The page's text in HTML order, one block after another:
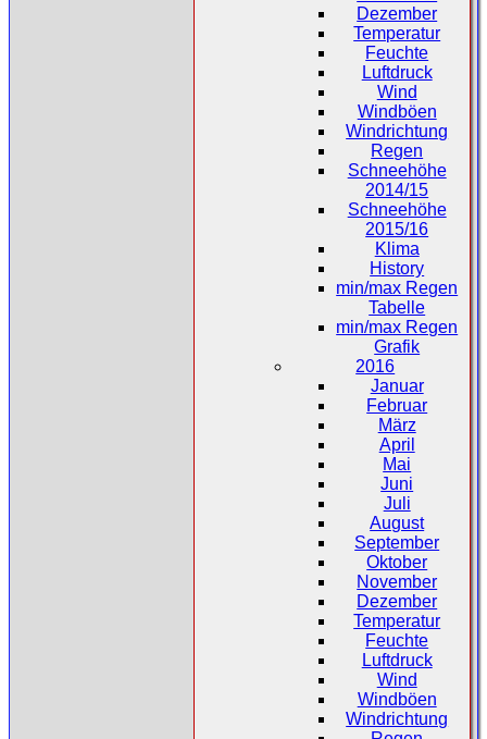
Dezember
Temperatur
Feuchte
Luftdruck
Wind
Windböen
Windrichtung
Regen
Schneehöhe
2014/15
Schneehöhe
2015/16
Klima
History
min/max Regen
Tabelle
min/max Regen
Grafik
2016
Januar
Februar
März
April
Mai
Juni
Juli
August
September
Oktober
November
Dezember
Temperatur
Feuchte
Luftdruck
Wind
Windböen
Windrichtung